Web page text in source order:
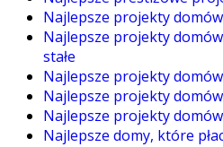
Najlepsze projekty
Najlepsze projekty
stałe
Najlepsze projekty
Najlepsze projekty
Najlepsze projekty
Najlepsze domy, które